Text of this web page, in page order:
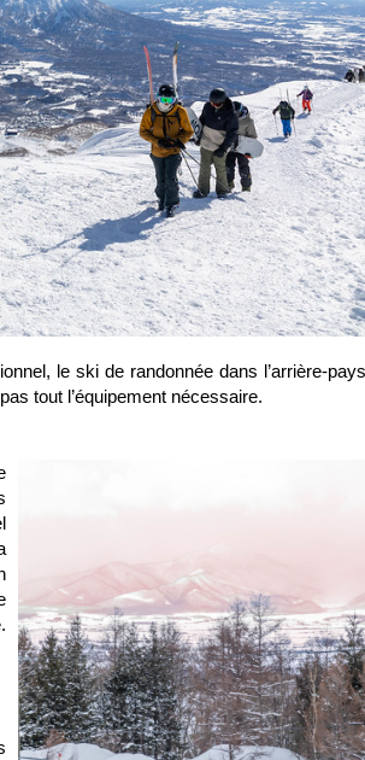
le ski de randonnée dans l’arrière-pays
tout l’équipement nécessaire.